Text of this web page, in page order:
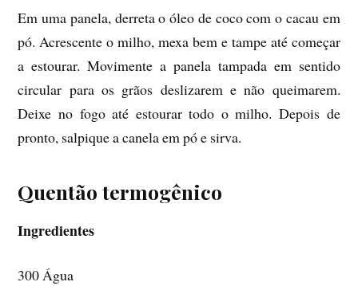
Em uma panela, derreta o óleo de coco com o cacau em
pó. Acrescente o milho, mexa bem e tampe até começar
a estourar. Movimente a panela tampada em sentido
circular para os grãos deslizarem e não queimarem.
Deixe no fogo até estourar todo o milho. Depois de
pronto, salpique a canela em pó e sirva.
Quentão termogênico
Ingredientes
300 Água